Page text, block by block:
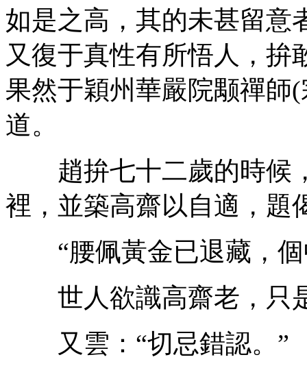
如是之高，其的未甚留意
又復于真性有所悟人，拚
果然于穎州華嚴院颙禪師
道。
趙拚七十二歲的時候
裡，並築高齋以自適，題
“腰佩黃金已退藏，個
世人欲識高齋老，只
又雲：“切忌錯認。”